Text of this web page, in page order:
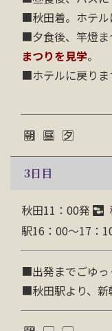
■秋田着。ホテル
■夕食後、竿燈ま
まつりを見学。
■ホテルに戻りま
3日目
秋田11：00発
駅16：00～17：
■出発までごゆっ
■秋田駅より、新